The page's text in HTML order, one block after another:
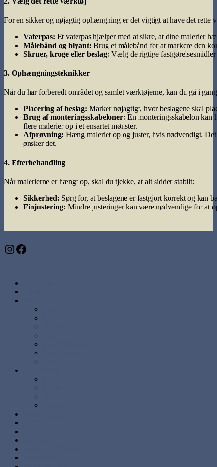
For en sikker og nøjagtig ophængning er det vigtigt at have det rette
Vaterpas: Et vaterpas hjælper med at sikre, at dine malerier
Målebånd og blyant: Brug et målebånd for at markere den
Skruer, kroge eller beslag: Vælg de rigtige
3. Ophængningsteknikker
Når du har forberedt området og samlet værktøjerne, kan du gå i
Placering af beslag: Marker nøjagtigt, hvor beslagene skal
Brug af monteringsskabeloner: En monteringsskabelon
flere malerier op i et ensartet mønster.
Afprøvning: Hæng maleriet op og juster, hvis nødvendigt.
ønsker det.
4. Efterbehandling
Når malerierne er hængt op, skal du tjekke, at alt sidder stabilt:
Sikkerhed: Sørg for, at beslagene er fastgjort korrekt og kan
Finjustering: Mindre justeringer kan være nødvendige for at
Instagram
Facebook